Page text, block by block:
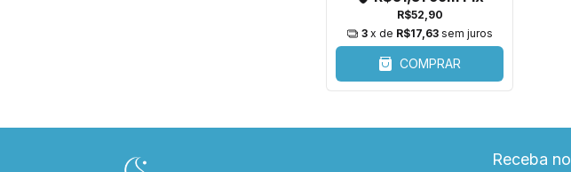
R$52,90
3 x de R$17,63 sem juros
COMPRAR
Receba